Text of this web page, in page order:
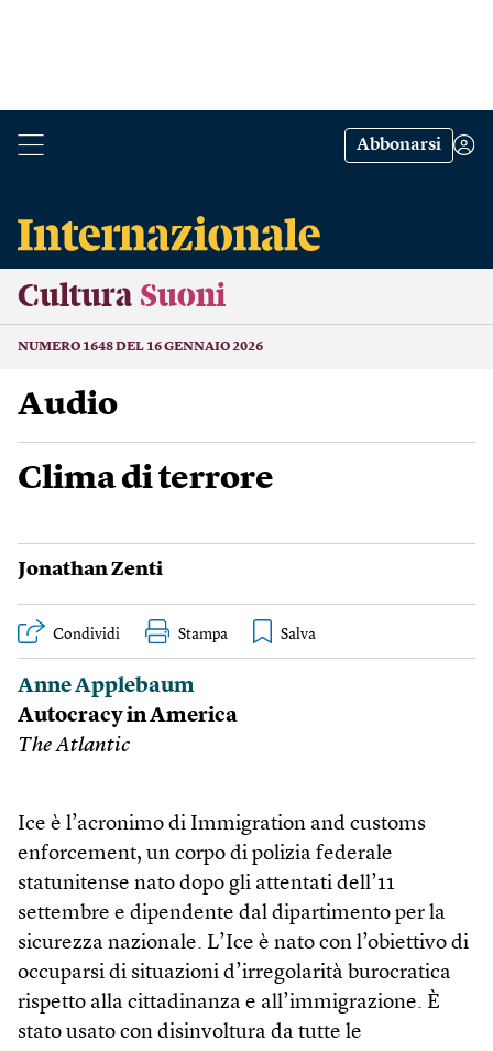
Abbonarsi
Cultura Suoni
NUMERO 1648 DEL 16 GENNAIO 2026
Audio
Clima di terrore
Jonathan Zenti
Condividi Stampa
Anne Applebaum
Autocracy in America
The Atlantic
Ice è l’acronimo di Immigration and customs
enforcement, un corpo di polizia federale
statunitense nato dopo gli attentati dell’11
settembre e dipendente dal dipartimento per la
sicurezza nazionale. L’Ice è nato con l’obiettivo di
occuparsi di situazioni d’irregolarità burocratica
rispetto alla cittadinanza e all’immigrazione. È
stato usato con disinvoltura da tutte le